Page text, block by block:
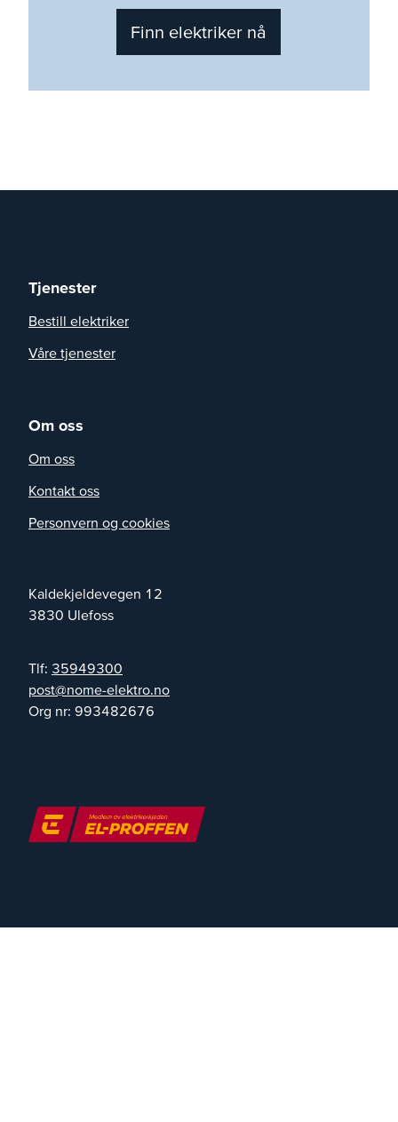
Finn elektriker nå
Kaldekjeldevegen 12
3830 Ulefoss
Tlf: 35949300
on.ortkele-emon@tsop
Org nr: 993482676
Tjenester
Bestill elektriker
Våre tjenester
Om oss
Om oss
Kontakt oss
Personvern og cookies